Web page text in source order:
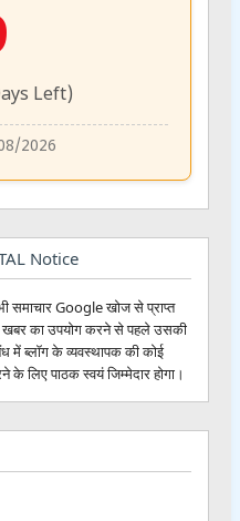
Left)
2026
Notice
समाचार Google खोज से प्राप्त
का उपयोग करने से पहले उसकी
में ब्लॉग के व्यवस्थापक की कोई
के लिए पाठक स्वयं जिम्मेदार होगा।